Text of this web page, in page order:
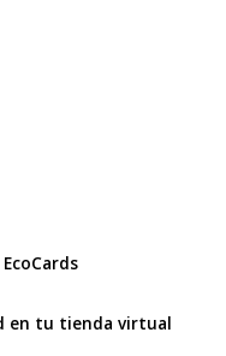
en tu tienda virtual